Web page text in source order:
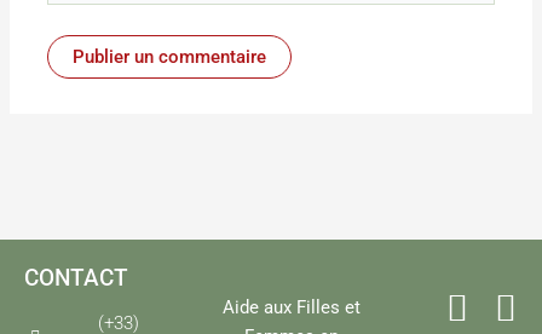
CONTACT
(+33)
Aide aux Filles et